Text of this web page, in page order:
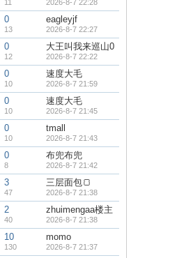
11 2026-8-7 22:28
0
13
eagleyjf
2026-8-7 22:27
0
12
大王叫我来巡山0
2026-8-7 22:22
0
10
速度大毛
2026-8-7 21:59
0
10
速度大毛
2026-8-7 21:45
0
10
tmall
2026-8-7 21:43
0
8
布兜布兜
2026-8-7 21:42
3
47
三层面包🍞
2026-8-7 21:38
2
40
zhuimengaa楼主
2026-8-7 21:38
10
130
momo
2026-8-7 21:37